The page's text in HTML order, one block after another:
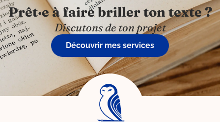
Prêt·e à faire briller ton texte ?
Discutons de ton projet
Découvrir mes services